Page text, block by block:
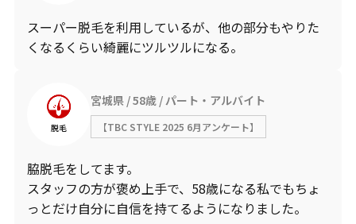
スーパー脱毛を利用しているが、他の部分もやりた
くなるくらい綺麗にツルツルになる。
脱毛
宮城県 58歳 パート・アルバイト
【TBC STYLE 2025 6月アンケート】
脇脱毛をしてます。
スタッフの方が褒め上手で、58歳になる私でもちょ
っとだけ自分に自信を持てるようになりました。